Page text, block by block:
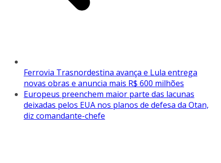
Ferrovia Trasnordestina avança e Lula entrega
novas obras e anuncia mais R$ 600 milhões
Europeus preenchem maior parte das lacunas
deixadas pelos EUA nos planos de defesa da Otan,
diz comandante-chefe